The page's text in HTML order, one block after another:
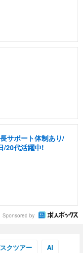
サポート体制あり/
/20代活躍中!
Sponsored by
クツアー AI